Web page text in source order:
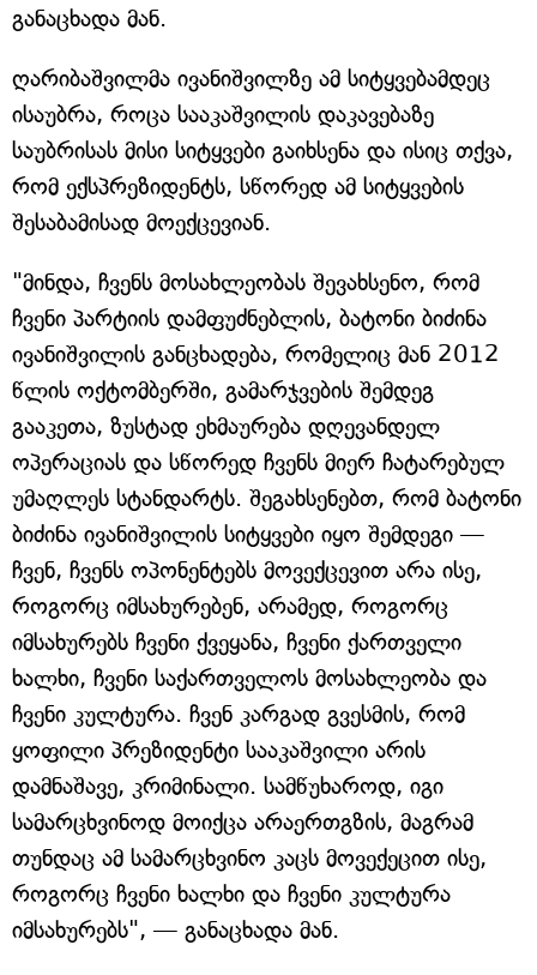
განაცხადა მან.
ღარიბაშვილმა ივანიშვილზე ამ სიტყვებამდეც
ისაუბრა, როცა სააკაშვილის დაკავებაზე
საუბრისას მისი სიტყვები გაიხსენა და ისიც თქვა,
რომ ექსპრეზიდენტს, სწორედ ამ სიტყვების
შესაბამისად მოექცევიან.
"მინდა, ჩვენს მოსახლეობას შევახსენო, რომ
ჩვენი პარტიის დამფუძნებლის, ბატონი ბიძინა
ივანიშვილის განცხადება, რომელიც მან 2012
წლის ოქტომბერში, გამარჯვების შემდეგ
გააკეთა, ზუსტად ეხმაურება დღევანდელ
ოპერაციას და სწორედ ჩვენს მიერ ჩატარებულ
უმაღლეს სტანდარტს. შეგახსენებთ, რომ ბატონი
ბიძინა ივანიშვილის სიტყვები იყო შემდეგი —
ჩვენ, ჩვენს ოპონენტებს მოვექცევით არა ისე,
როგორც იმსახურებენ, არამედ, როგორც
იმსახურებს ჩვენი ქვეყანა, ჩვენი ქართველი
ხალხი, ჩვენი საქართველოს მოსახლეობა და
ჩვენი კულტურა. ჩვენ კარგად გვესმის, რომ
ყოფილი პრეზიდენტი სააკაშვილი არის
დამნაშავე, კრიმინალი. სამწუხაროდ, იგი
სამარცხვინოდ მოიქცა არაერთგზის, მაგრამ
თუნდაც ამ სამარცხვინო კაცს მოვექეცით ისე,
როგორც ჩვენი ხალხი და ჩვენი კულტურა
იმსახურებს", — განაცხადა მან.